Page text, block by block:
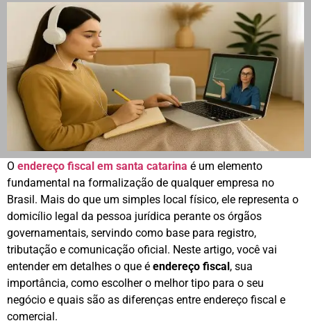
O endereço fiscal em santa catarina é um elemento
fundamental na formalização de qualquer empresa no
Brasil. Mais do que um simples local físico, ele representa o
domicílio legal da pessoa jurídica perante os órgãos
governamentais, servindo como base para registro,
tributação e comunicação oficial. Neste artigo, você vai
entender em detalhes o que é endereço fiscal, sua
importância, como escolher o melhor tipo para o seu
negócio e quais são as diferenças entre endereço fiscal e
comercial.